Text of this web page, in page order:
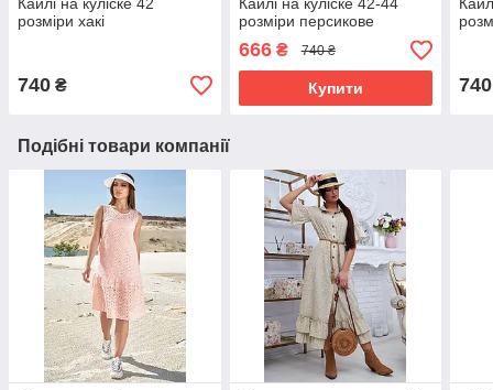
Кайлі на куліске 42
розміри хакі
740 ₴
Кайлі на куліске 42-44
розміри персикове
666₴ 740 ₴
Купити 740
Подібні товари компанії